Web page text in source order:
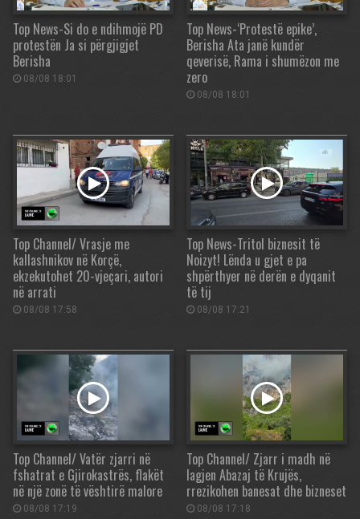
Top News-Si do e ndihmojë PD
protestën Ja si përgjigjet
Berisha
08/08 18:01
Top News-‘Protestë epike’,
Berisha Ata janë kundër
qeverisë, Rama i shumëzon me
zero
08/08 18:01
Top Channel/ Vrasje me
kallashnikov në Korçë,
ekzekutohet 20-vjeçari, autori
në arrati
08/08 17:58
Top News-Tritol biznesit të
Noizyt! Lënda u gjet e pa
shpërthyer në derën e dyqanit
të tij
08/08 17:21
Top Channel/ Vatër zjarri në
fshatrat e Gjirokastrës, flakët
në një zonë të vështirë malore
08/08 17:19
Top Channel/ Zjarr i madh në
lagjen Abazaj të Krujës,
rrezikohen banesat dhe bizneset
08/08 17:18